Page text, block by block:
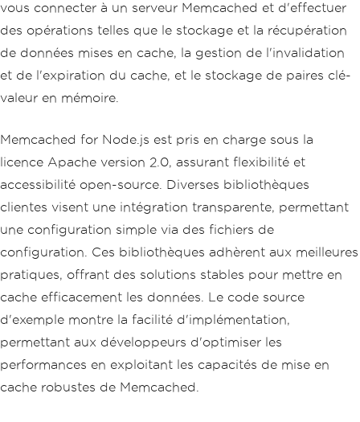
vous connecter à un serveur Memcached et d'effectuer
des opérations telles que le stockage et la récupération
de données mises en cache, la gestion de l'invalidation
et de l'expiration du cache, et le stockage de paires clé-
valeur en mémoire.
Memcached for Node.js est pris en charge sous la
licence Apache version 2.0, assurant flexibilité et
accessibilité open-source. Diverses bibliothèques
clientes visent une intégration transparente, permettant
une configuration simple via des fichiers de
configuration. Ces bibliothèques adhèrent aux meilleures
pratiques, offrant des solutions stables pour mettre en
cache efficacement les données. Le code source
d'exemple montre la facilité d'implémentation,
permettant aux développeurs d'optimiser les
performances en exploitant les capacités de mise en
cache robustes de Memcached.